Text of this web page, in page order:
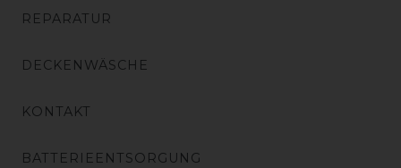
REPARATUR
DECKENWÄSCHE
KONTAKT
BATTERIEENTSORGUNG